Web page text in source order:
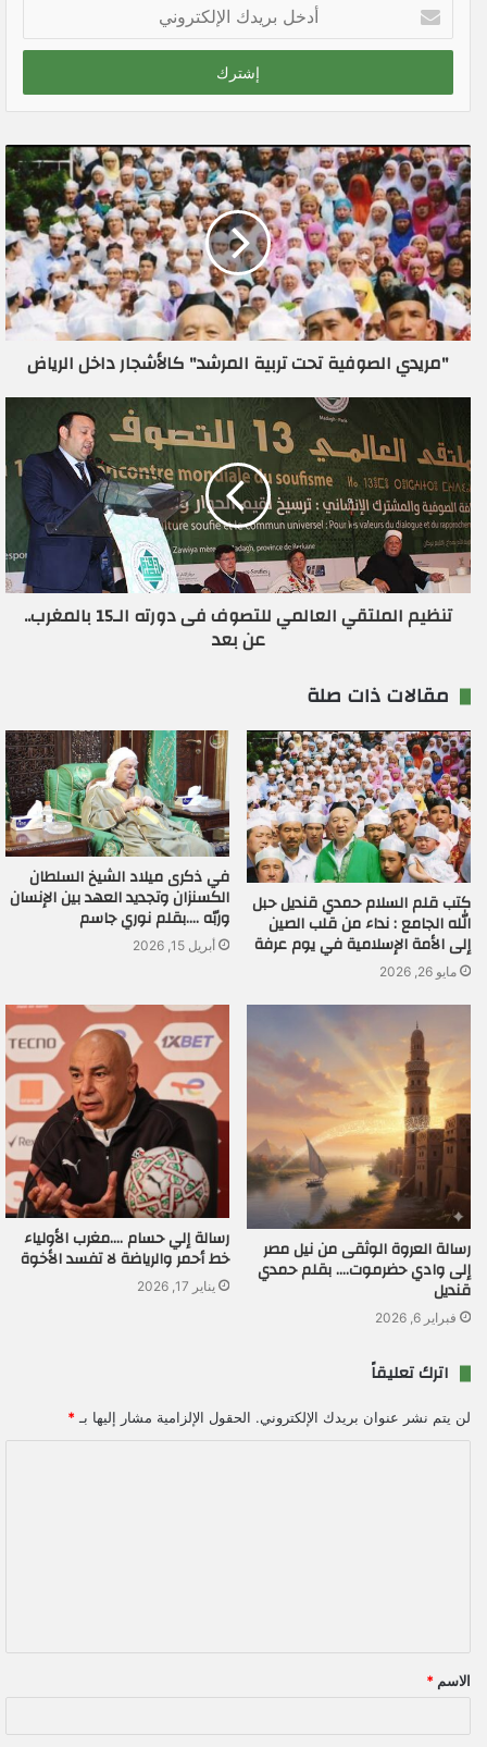
خ
ب
ي
د
ك
ا
ل
إ
ل
ك
ت
ن
"مريدي الصوفية تحت تربية المرشد" كالأشجار داخل الرياض
تنظيم الملتقي العالمي للتصوف فى دورته الـ15 بالمغرب..
عن بعد
مقالات ذات صلة
كتب قلم السلام حمدي قنديل حبل
الله الجامع : نداء من قلب الصين
إلى الأمة الإسلامية في يوم عرفة
مايو 26, 2026
في ذكرى ميلاد الشيخ السلطان
الكسنزان وتجديد العهد بين الإنسان
وربّه ….بقلم نوري جاسم
أبريل 15, 2026
رسالة العروة الوثقى من نيل مصر
إلى وادي حضرموت…. بقلم حمدي
قنديل
فبراير 6, 2026
رسالة إلي حسام ….مغرب الأولياء
خط أحمر والرياضة لا تفسد الأخوة
يناير 17, 2026
اترك تعليقاً
لن يتم نشر عنوان بريدك الإلكتروني. الحقول الإلزامية مشار إليها بـ *
ق
*
الاسم *